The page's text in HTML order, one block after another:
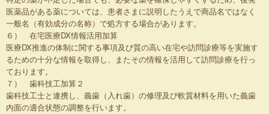
医薬品がある薬については、患者さまに説明したうえで商品名ではなく
一般名（有効成分の名称）で処方する場合があります。
６） 在宅医療DX情報活用加算
医療DX推進の体制に関する事項及び質の高い在宅や訪問診療等を実施す
るための十分な情報を取得し、またその情報を活用して訪問診療を行っ
ております。
７） 歯科技工加算２
歯科技工士と連携し、義歯（入れ歯）の修理及び軟質材料を用いた義歯
内面の適合状態の調整を行います。